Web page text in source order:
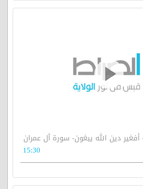
وتدبر 776 - أفغير دين الله يبغون- سورة آل عمران
15:30